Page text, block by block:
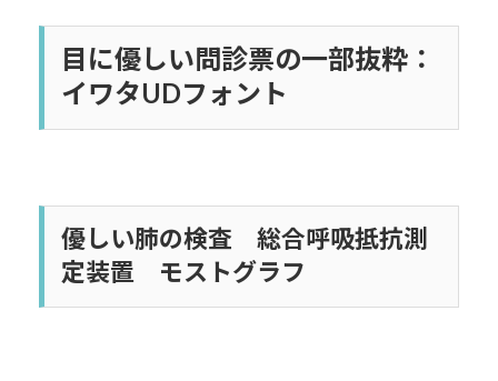
目に優しい問診票の一部抜粋：
イワタUDフォント
優しい肺の検査 総合呼吸抵抗測
定装置 モストグラフ